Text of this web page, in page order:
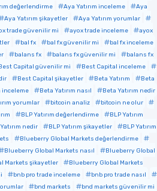
değerlendirme Aya Yatırım inceleme
Aya
Aya Yatırım şikayetler
Aya Yatırım yorumlar
trade güvenilir mi ayox trade inceleme
ayox
bal fx bal fx güvenilir mi
bal fx inceleme
balans fx balans fx güvenilir mi
balans fx
Capital güvenilir mi
Best Capital inceleme
Best Capital şikayetler Beta Yatırım
Beta
inceleme Beta Yatırım nasıl
Beta Yatırım nedir
yorumlar bitcoin analiz
bitcoin ne olur
BLP Yatırım değerlendirme
BLP Yatırım
nedir BLP Yatırım şikayetler
BLP Yatırım
Blueberry Global Markets değerlendirme
Blueberry Global Markets nasıl
Blueberry Global
Markets şikayetler
Blueberry Global Markets
bnb pro trade inceleme
bnb pro trade nasıl
bnd markets
bnd markets güvenilir mi